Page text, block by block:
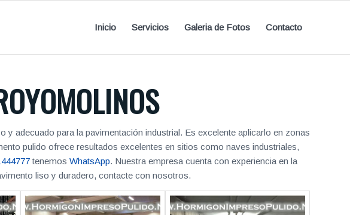
Inicio Servicios Galeria de Fotos Contacto
adecuado para la pavimentación industrial. Es excelente aplicarlo en zonas
pulido ofrece resultados excelentes en sitios como naves industriales,
tenemos WhatsApp. Nuestra empresa cuenta con experiencia en la
liso y duradero, contacte con nosotros.